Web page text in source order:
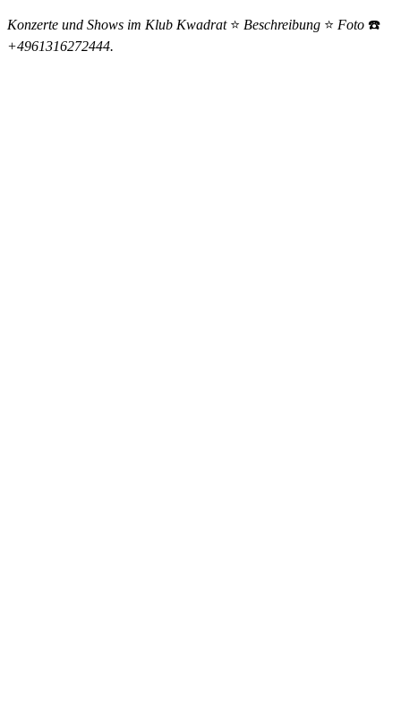
Konzerte und Shows im Klub Kwadrat⭐ Beschreibung ⭐ Foto ☎️
+4961316272444.